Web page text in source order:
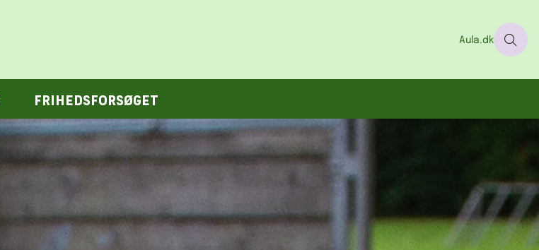
Aula.dk
FRIHEDSFORSØGET